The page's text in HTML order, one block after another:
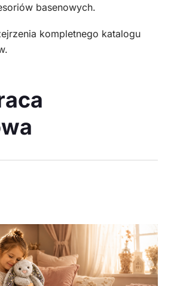
basenowych.
kompletnego katalogu